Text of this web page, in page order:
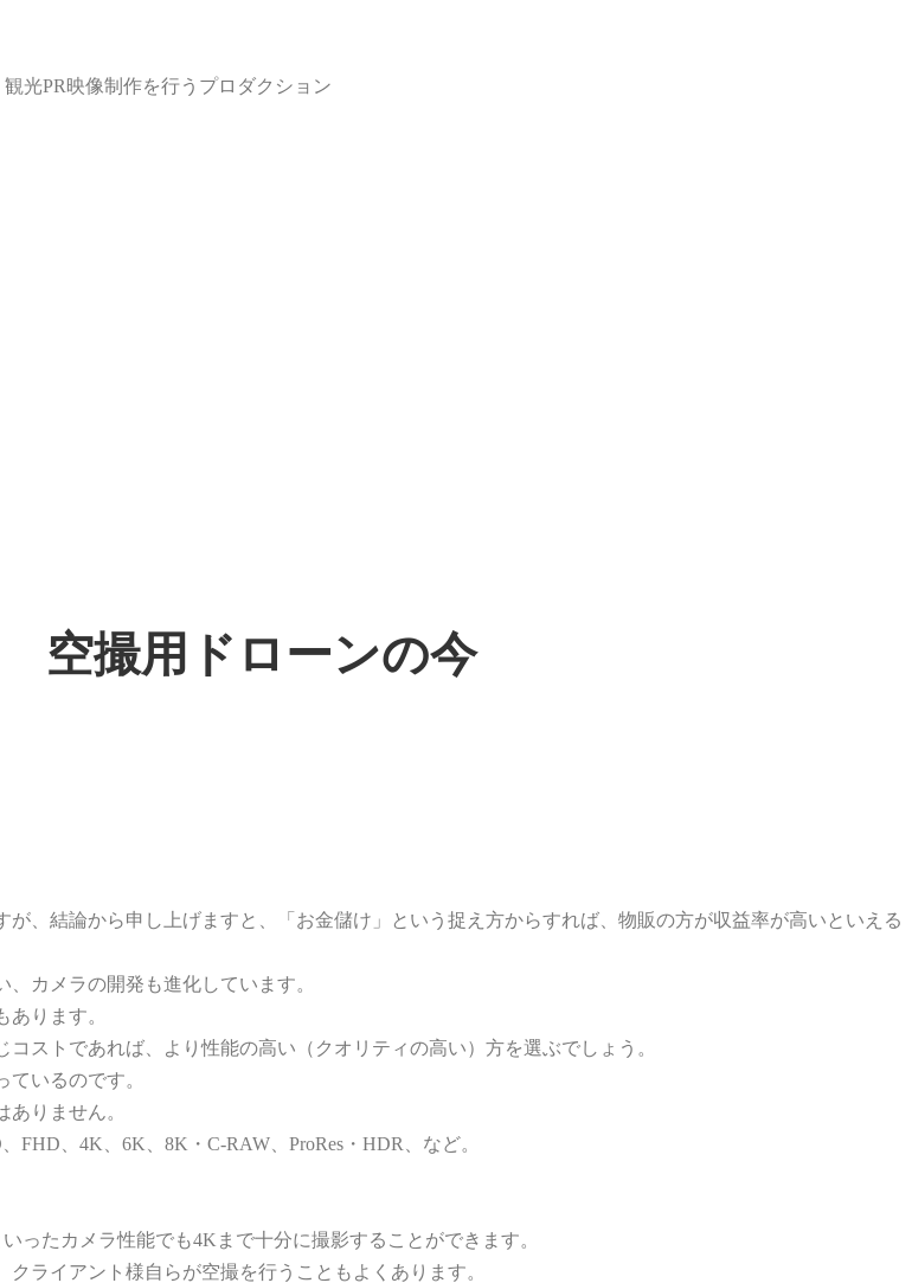
光PR映像制作を行うプロダクション
空撮用ドローンの今
、結論から申し上げますと、「お金儲け」という捉え方からすれば、物販の方が収益率が高いといえる
カメラの開発も進化しています。
ります。
ストであれば、より性能の高い（クオリティの高い）方を選ぶでしょう。
いるのです。
りません。
、4K、6K、8K・C-RAW、ProRes・HDR、など。
ったカメラ性能でも4Kまで十分に撮影することができます。
ライアント様自らが空撮を行うこともよくあります。